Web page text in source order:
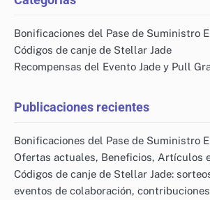
Bonificaciones del Pase de Suministro
Códigos de canje de Stellar Jade
Recompensas del Evento Jade y Pull
Publicaciones recientes
Bonificaciones del Pase de Suministro
Ofertas actuales, Beneficios, Artículos
Códigos de canje de Stellar Jade:
eventos de colaboración,